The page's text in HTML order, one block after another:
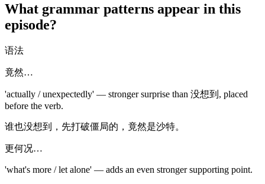
What grammar patterns appear in this
episode?
语法
竟然…
'actually / unexpectedly' — stronger surprise than 没想到, placed
before the verb.
谁也没想到，先打破僵局的，竟然是沙特。
更何况…
'what's more / let alone' — adds an even stronger supporting point.